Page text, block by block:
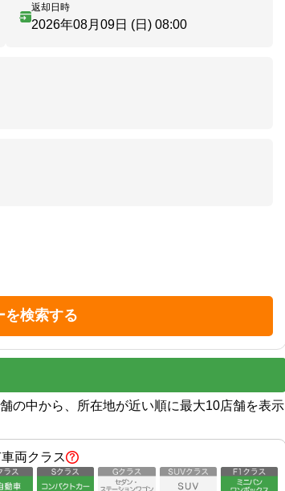
返却日時
2026年08月09日 (日) 08:00
を検索する
の中から、所在地が近い順に最大10店舗を表示
両クラス